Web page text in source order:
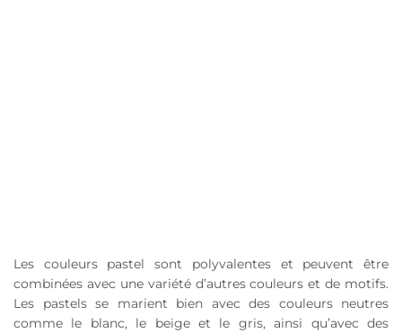
Les couleurs pastel sont polyvalentes et peuvent être
combinées avec une variété d’autres couleurs et de motifs.
Les pastels se marient bien avec des couleurs neutres
comme le blanc, le beige et le gris, ainsi qu’avec des